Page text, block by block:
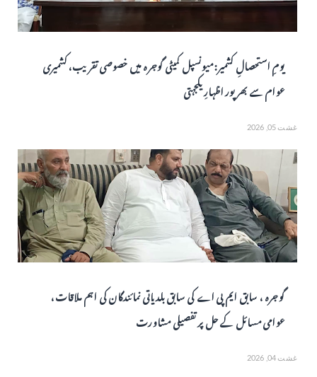
یومِ استحصالِ کشمیر: میونسپل کمیٹی گوجرہ میں خصوصی تقریب، کشمیری
عوام سے بھرپور اظہارِ یکجہتی
غشت 05, 2026
گوجرہ ، سابق ایم پی اے کی سابق بلدیاتی نمائندگان کی اہم ملاقات،
عوامی مسائل کے حل پر تفصیلی مشاورت
غشت 04, 2026